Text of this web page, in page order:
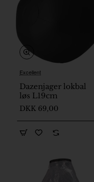
Excellent
Dazenjager lokbal
løs L19cm
DKK 69,00